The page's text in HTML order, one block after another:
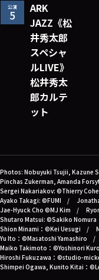
公演
5
ARK
JAZZ《松
井秀太郎
スペシャ
ルLIVE》
松井秀太
郎カルテ
ット
Photos: Nobuyuki Tsujii, Kazune
Pinchas Zukerman, Amanda
Sergei Nakariakov: ©Thierry
Ayako Takagi: ©FUMI
Jae-Hyuck Cho ©MJ Kim
Shutaro Matsui: ©Sakiko Nomura
Shion Minami：©Kei Uesugi
Yu Ito：©Masatoshi Yamashiro
Maiko Takimoto：©Yoshinori
Hiroshi Fukuzawa：©studio-
Shimpei Ogawa, Kunito Kitai：